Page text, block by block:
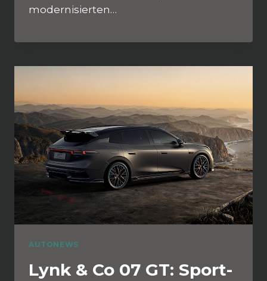
modernisierten…
AUTONEWS
Lynk & Co 07 GT: Sport-